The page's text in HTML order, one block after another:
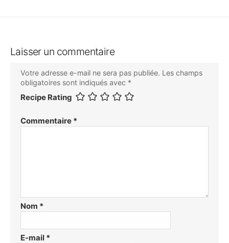
Laisser un commentaire
Votre adresse e-mail ne sera pas publiée. Les champs
obligatoires sont indiqués avec *
Recipe Rating
Commentaire *
Nom *
E-mail *